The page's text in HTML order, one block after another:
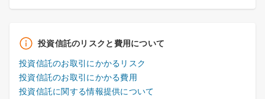
投資信託のリスクと費用について
投資信託のお取引にかかるリスク
投資信託のお取引にかかる費用
投資信託に関する情報提供について